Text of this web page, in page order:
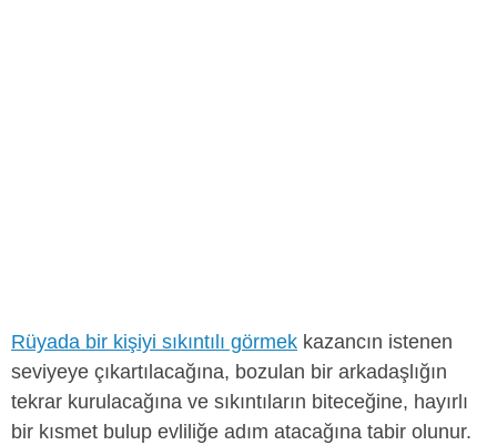
Rüyada bir kişiyi sıkıntılı görmek kazancın istenen
seviyeye çıkartılacağına, bozulan bir arkadaşlığın
tekrar kurulacağına ve sıkıntıların biteceğine, hayırlı
bir kısmet bulup evliliğe adım atacağına tabir olunur.